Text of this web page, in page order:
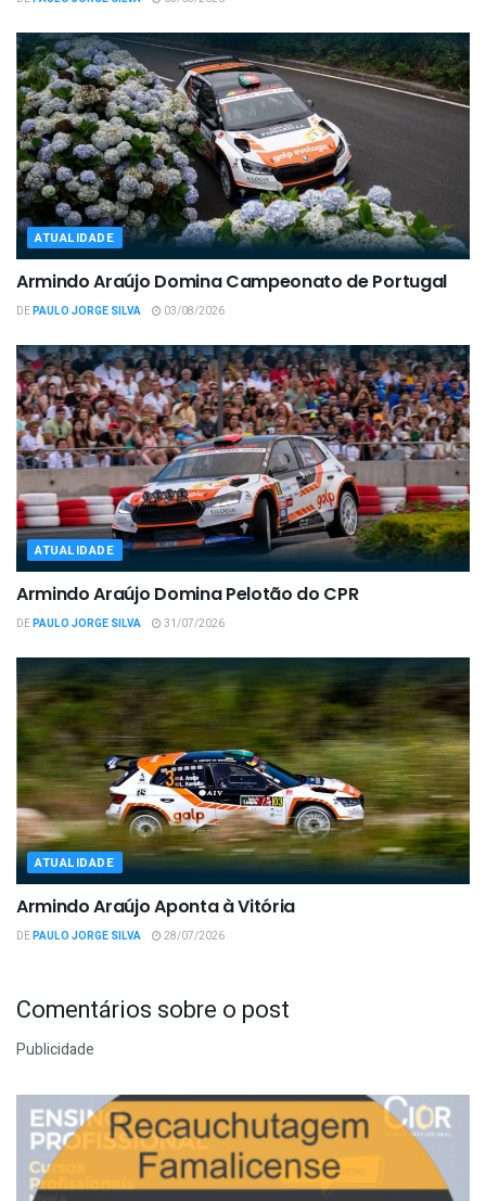
ATUALIDADE
Armindo Araújo Domina Campeonato de Portugal
DEPAULO JORGE SILVA 03/08/2026
ATUALIDADE
Armindo Araújo Domina Pelotão do CPR
DEPAULO JORGE SILVA 31/07/2026
ATUALIDADE
Armindo Araújo Aponta à Vitória
DEPAULO JORGE SILVA 28/07/2026
Comentários sobre o post
Publicidade